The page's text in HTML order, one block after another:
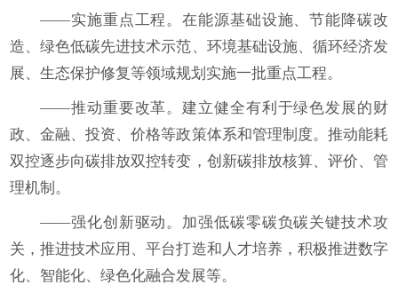
——实施重点工程。在能源基础设施、节能降碳改
造、绿色低碳先进技术示范、环境基础设施、循环经济发
展、生态保护修复等领域规划实施一批重点工程。
——推动重要改革。建立健全有利于绿色发展的财
政、金融、投资、价格等政策体系和管理制度。推动能耗
双控逐步向碳排放双控转变，创新碳排放核算、评价、管
理机制。
——强化创新驱动。加强低碳零碳负碳关键技术攻
关，推进技术应用、平台打造和人才培养，积极推进数字
化、智能化、绿色化融合发展等。